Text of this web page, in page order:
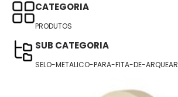
CATEGORIA
PRODUTOS
SUB CATEGORIA
SELO-METALICO-PARA-FITA-DE-ARQUEAR